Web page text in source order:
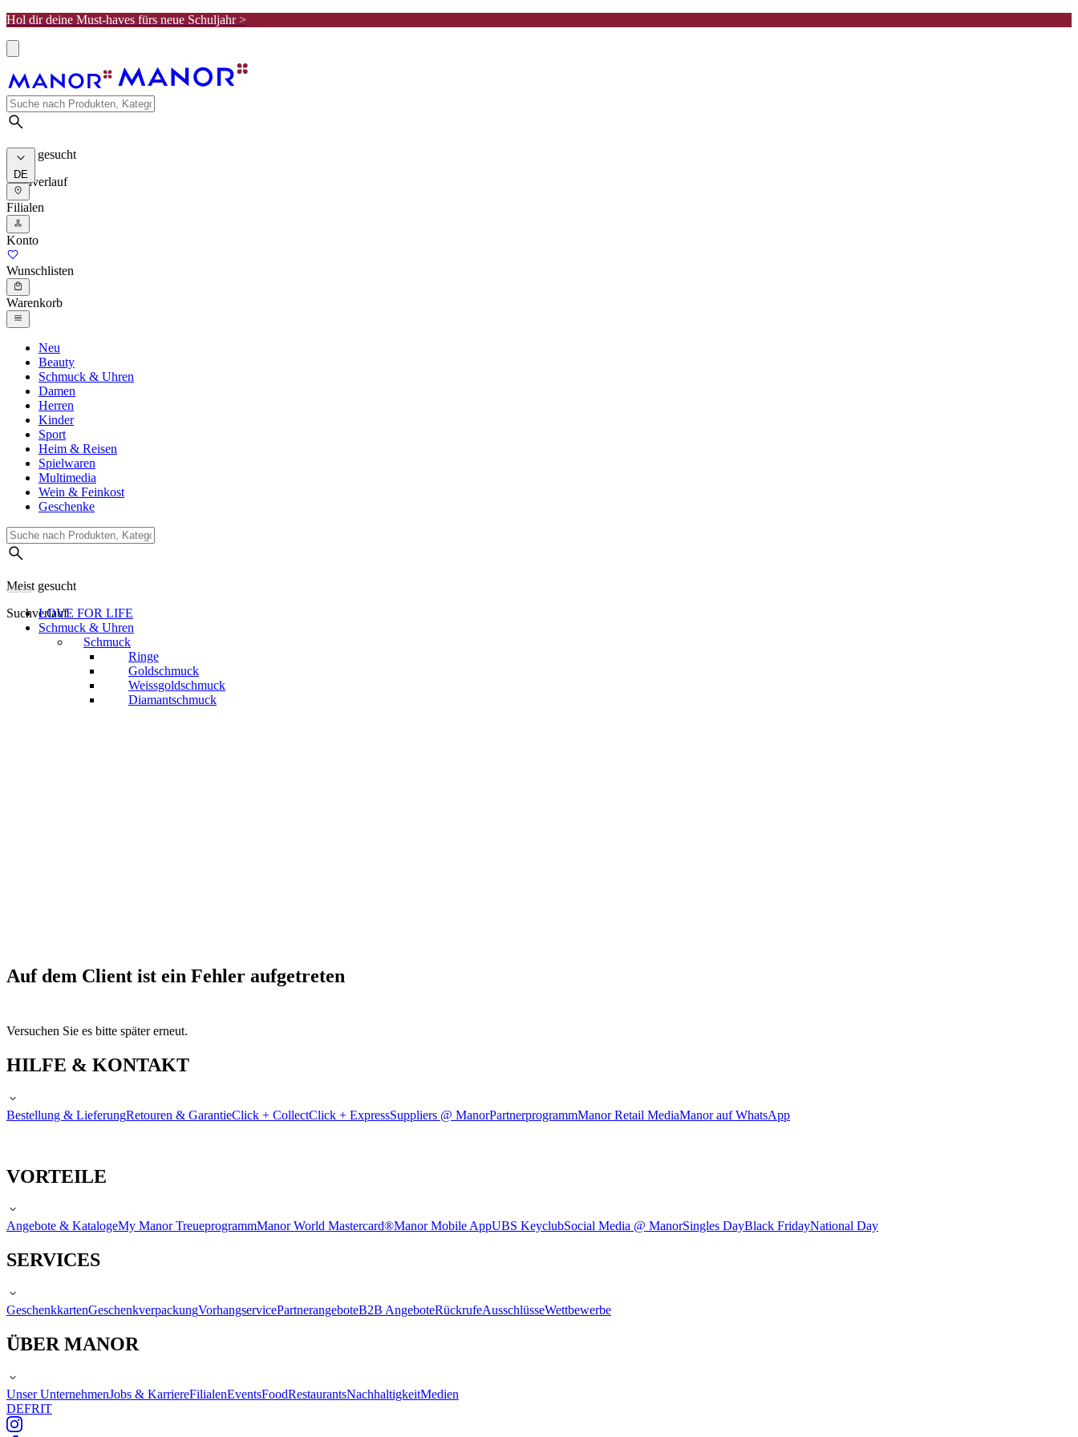
Hol dir deine Must-haves fürs neue Schuljahr >
Meist gesucht
Suchverlauf
DE
Filialen
Konto
Wunschlisten
Warenkorb
Neu
Beauty
Schmuck & Uhren
Damen
Herren
Kinder
Sport
Heim & Reisen
Spielwaren
Multimedia
Wein & Feinkost
Geschenke
Meist gesucht
SuchverlaufLOVE FOR LIFE
Schmuck & Uhren
Schmuck
Ringe
Goldschmuck
Weissgoldschmuck
Diamantschmuck
Auf dem Client ist ein Fehler aufgetreten
Versuchen Sie es bitte später erneut.
HILFE & KONTAKT
Bestellung & LieferungRetouren & GarantieClick + CollectClick + ExpressSuppliers @ ManorPartnerprogrammManor Retail MediaManor auf WhatsApp
VORTEILE
Angebote & KatalogeMy Manor TreueprogrammManor World Mastercard®Manor Mobile AppUBS KeyclubSocial Media @ ManorSingles DayBlack FridayNational Day
SERVICES
GeschenkkartenGeschenkverpackungVorhangservicePartnerangeboteB2B AngeboteRückrufeAusschlüsseWettbewerbe
ÜBER MANOR
Unser UnternehmenJobs & KarriereFilialenEventsFoodRestaurantsNachhaltigkeitMedien
DEFRIT